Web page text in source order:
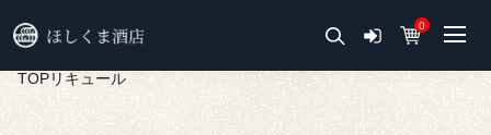
0
TOPリキュール